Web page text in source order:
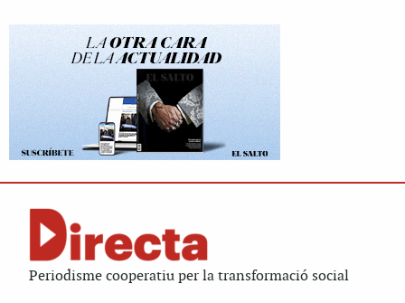
Periodisme cooperatiu per la transformació social